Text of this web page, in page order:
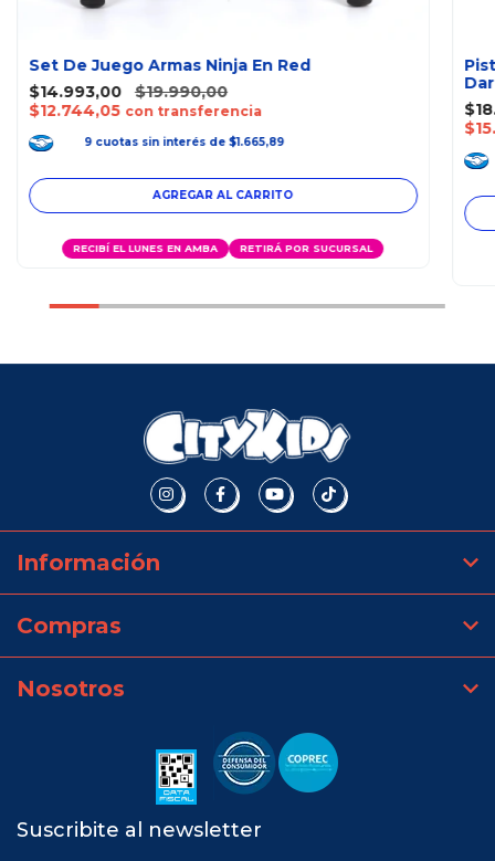
Set De Juego Armas Ninja En Red
$14.993,00
$19.990,00
$12.744,05 con transferencia
9 cuotas sin interés de $1.665,89
RECIBÍ EL LUNES EN AMBA RETIRÁ POR SUCURSAL
Información
Compras
Nosotros
Suscribite al newsletter